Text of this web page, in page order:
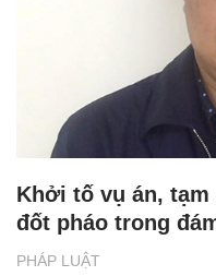
PHÁP LUẬT
Khởi tố vụ án,
đốt pháo trong